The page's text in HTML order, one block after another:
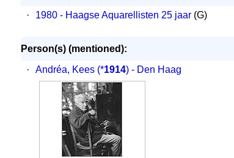
·
1980 - Haagse Aquarellisten 25 jaar(G)
Person(s) (mentioned):
·
Andréa, Kees (*1914) - Den Haag